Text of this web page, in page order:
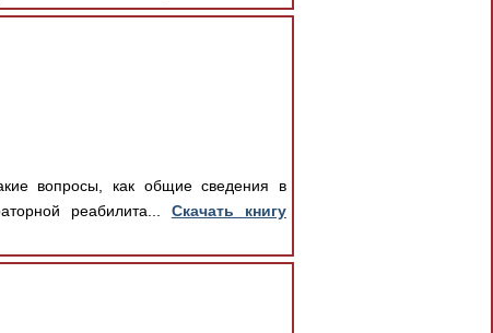
вопросы, как общие сведения в
реабилита... Скачать книгу